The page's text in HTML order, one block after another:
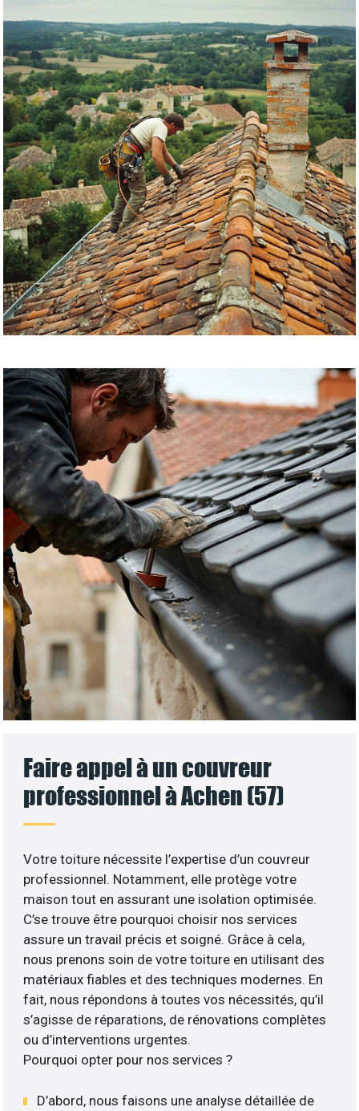
Faire appel à un couvreur
professionnel à Achen (57)
Votre toiture nécessite l’expertise d’un couvreur
professionnel. Notamment, elle protège votre
maison tout en assurant une isolation optimisée.
C’se trouve être pourquoi choisir nos services
assure un travail précis et soigné. Grâce à cela,
nous prenons soin de votre toiture en utilisant des
matériaux fiables et des techniques modernes. En
fait, nous répondons à toutes vos nécessités, qu’il
s’agisse de réparations, de rénovations complètes
ou d’interventions urgentes.
Pourquoi opter pour nos services ?
D’abord, nous faisons une analyse détaillée de